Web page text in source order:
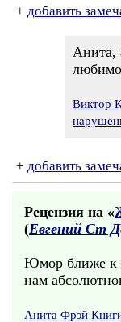
+ добавить
Анита,
Виктор
+ добавить
Рецензия на «
(Евгений Ст
Юмор ближе к
нам
Анита Фрэй